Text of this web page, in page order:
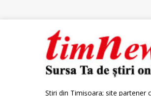
Știri din Timișoara; site partener